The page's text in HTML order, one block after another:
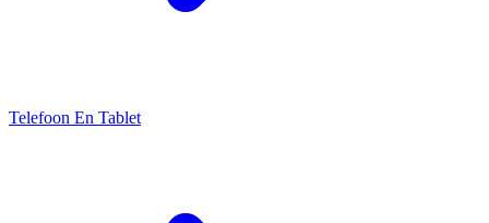
Telefoon En Tablet